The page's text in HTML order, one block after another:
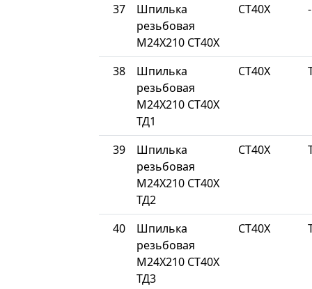
37
Шпилька
резьбовая
М24Х210 СТ40Х
СТ40Х -
38
Шпилька
резьбовая
М24Х210 СТ40Х
ТД1
СТ40Х
39
Шпилька
резьбовая
М24Х210 СТ40Х
ТД2
СТ40Х
40
Шпилька
резьбовая
М24Х210 СТ40Х
ТД3
СТ40Х